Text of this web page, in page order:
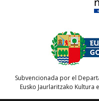
Subvencionada por el
Eusko Jaurlaritzako Kultura